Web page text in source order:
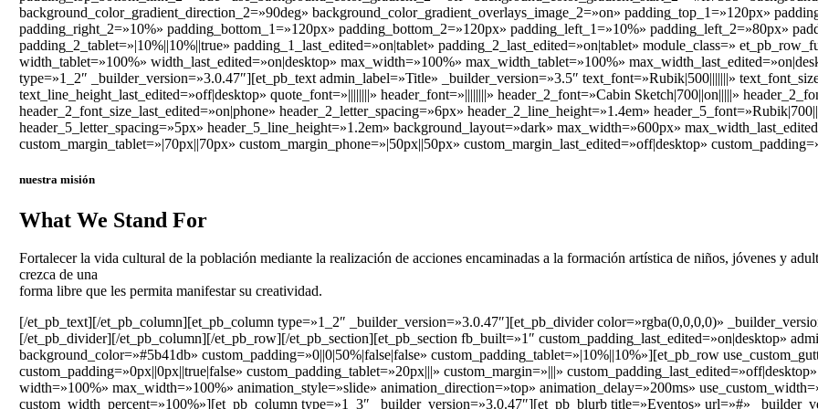
background_color_gradient_direction_2=»90deg» background_color_gradient_overlays_image_2=»on» padding_top_1=»120px»
padding_right_2=»10%» padding_bottom_1=»120px» padding_bottom_2=»120px» padding_left_1=»10%» padding_left_2=»80px»
padding_2_tablet=»|10%||10%||true» padding_1_last_edited=»on|tablet» padding_2_last_edited=»on|tablet» module_class=»
width_tablet=»100%» width_last_edited=»on|desktop» max_width=»100%» max_width_tablet=»100%»
type=»1_2″ _builder_version=»3.0.47″][et_pb_text admin_label=»Title» _builder_version=»3.5″ text_font=»Rubik|500|||||||»
text_line_height_last_edited=»off|desktop» quote_font=»||||||||» header_font=»||||||||» header_2_font=»Cabin Sketch|700||on|||||»
header_2_font_size_last_edited=»on|phone» header_2_letter_spacing=»6px» header_2_line_height=»1.4em»
header_5_letter_spacing=»5px» header_5_line_height=»1.2em» background_layout=»dark» max_width=»600px»
custom_margin_tablet=»|70px||70px» custom_margin_phone=»|50px||50px» custom_margin_last_edited=»off|desktop»
nuestra misión
What We Stand For
Fortalecer la vida cultural de la población mediante la realización de acciones encaminadas a la formación artística de niños, jóvenes y
crezca de una
forma libre que les permita manifestar su creatividad.
[/et_pb_text][/et_pb_column][et_pb_column type=»1_2″ _builder_version=»3.0.47″][et_pb_divider color=»rgba(0,0,0,0)»
[/et_pb_divider][/et_pb_column][/et_pb_row][/et_pb_section][et_pb_section fb_built=»1″ custom_padding_last_edited=»on|desktop»
background_color=»#5b41db» custom_padding=»0||0|50%|false|false» custom_padding_tablet=»|10%||10%»][et_pb_row
custom_padding=»0px||0px||true|false» custom_padding_tablet=»20px|||» custom_margin=»|||»
width=»100%» max_width=»100%» animation_style=»slide» animation_direction=»top» animation_delay=»200ms»
custom_width_percent=»100%»][et_pb_column type=»1_3″ _builder_version=»3.0.47″][et_pb_blurb title=»Eventos» url=»#»